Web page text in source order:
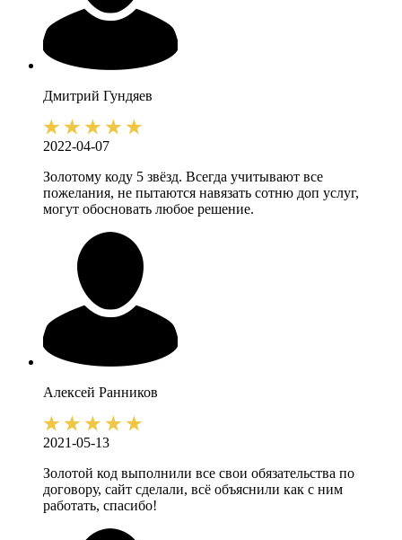
Дмитрий Гундяев
2022-04-07
Золотому коду 5 звёзд. Всегда учитывают все
пожелания, не пытаются навязать сотню доп услуг,
могут обосновать любое решение.
Алексей Ранников
2021-05-13
Золотой код выполнили все свои обязательства по
договору, сайт сделали, всё объяснили как с ним
работать, спасибо!